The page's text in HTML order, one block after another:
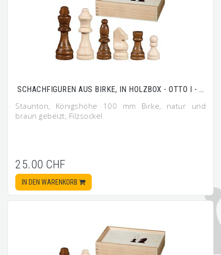
SCHACHFIGUREN AUS BIRKE, IN HOLZBOX - OTTO I - …
Staunton, Königshöhe 100 mm Birke, natur und
braun gebeizt, Filzsockel
25.00 CHF
IN DEN WARENKORB